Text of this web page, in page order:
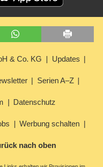
& Co. KG Updates
Serien A–Z
Datenschutz
Werbung schalten
nach oben